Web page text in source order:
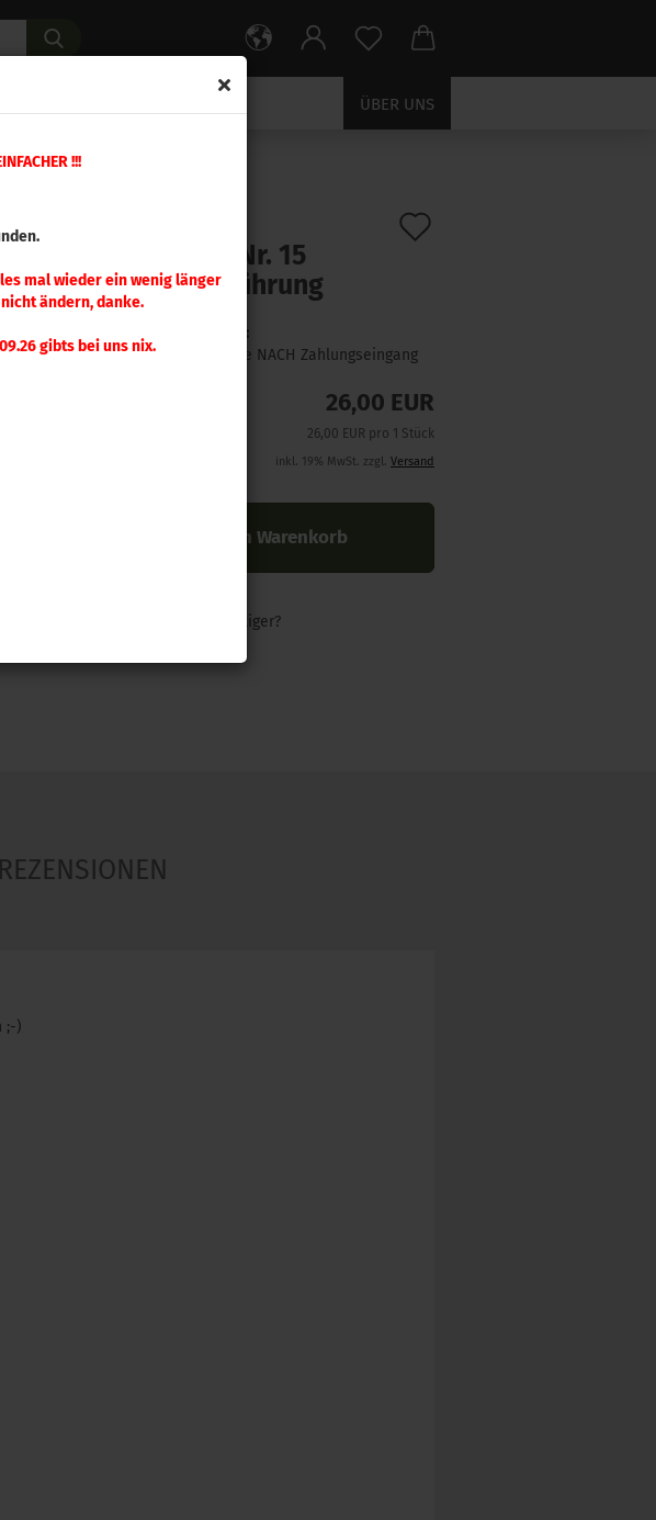
!!!
mal wieder ein wenig länger
ändern, danke.
gibts bei uns nix.
ÜBER UNS
Ersatzteil Nr. 15
Hülsenzuführung
Lieferzeit:
1 Woche NACH Zahlungseingang
26,00 EUR
26,00 EUR pro 1 Stück
inkl. 19% MwSt. zzgl. Versand
In den Warenkorb
Woanders günstiger?
;-)